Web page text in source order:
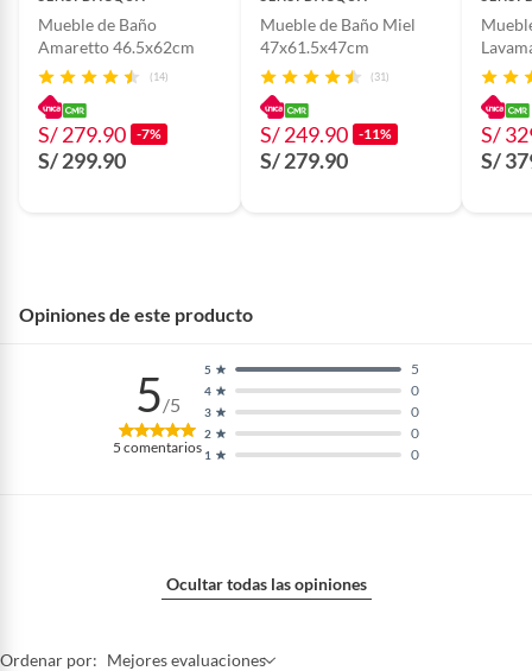
Tipo de cierre Cierre suave
Material de la
estructura
Melamina
Profundidad 52 cm
Cantidad de cajones 2
Cantidad de puertas 0
Mueble de Baño
Amaretto 46.5x62cm
(14)
S/ 279.90 -7%
S/ 299.90
Mueble de Baño Miel
47x61.5x47cm
(31)
S/ 249.90 -11%
S/ 279.90
S/
S/
Opiniones de este producto
5/5
5 comentarios 1 0
2 0
3 0
4 0
5 5
Ocultar todas las opiniones
Ordenar por: Mejores evaluaciones